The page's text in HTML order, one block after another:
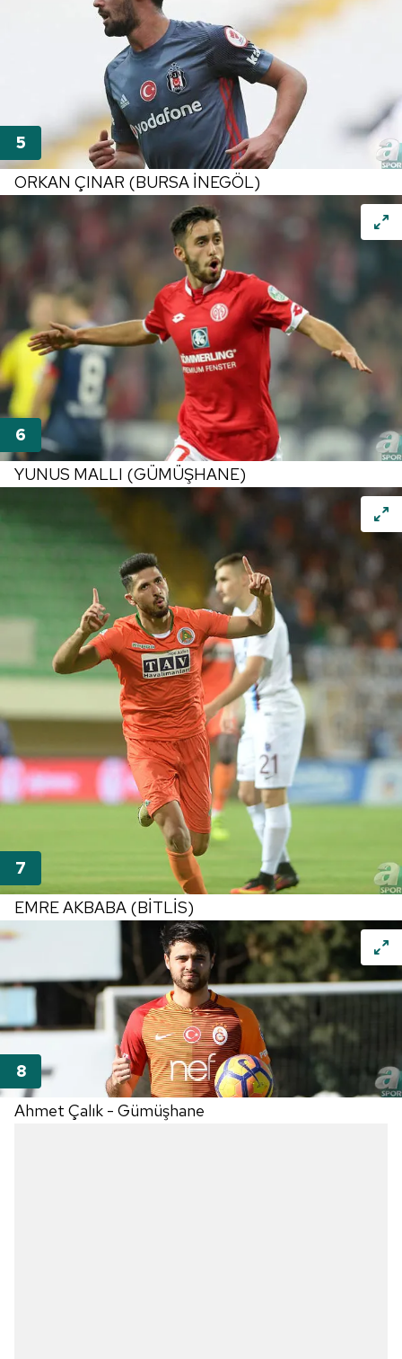
ORKAN ÇINAR (BURSA İNEGÖL)
YUNUS MALLI (GÜMÜŞHANE)
EMRE AKBABA (BİTLİS)
Ahmet Çalık - Gümüşhane